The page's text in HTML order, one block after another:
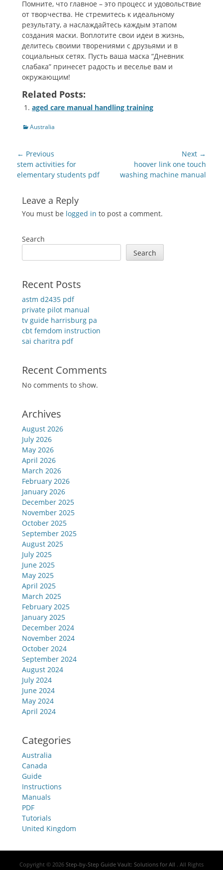
Помните, что главное – это процесс и удовольствие
от творчества. Не стремитесь к идеальному
результату, а наслаждайтесь каждым этапом
создания маски. Воплотите свои идеи в жизнь,
делитесь своими творениями с друзьями и в
социальных сетях. Пусть ваша маска “Дневник
слабака” принесет радость и веселье вам и
окружающим!
Related Posts:
aged care manual handling training
Categories
Australia
Post
navigation
← Previous
Previous
post:
stem activities for
elementary students pdf
Next →
post:
hoover link one touch
washing machine manual
Leave a Reply
You must be logged in to post a comment.
Search
Search
Recent Posts
astm d2435 pdf
private pilot manual
tv guide harrisburg pa
cbt femdom instruction
sai charitra pdf
Recent Comments
No comments to show.
Archives
August 2026
July 2026
May 2026
April 2026
March 2026
February 2026
January 2026
December 2025
November 2025
October 2025
September 2025
August 2025
July 2025
June 2025
May 2025
April 2025
March 2025
February 2025
January 2025
December 2024
November 2024
October 2024
September 2024
August 2024
July 2024
June 2024
May 2024
April 2024
Categories
Australia
Canada
Guide
Instructions
Manuals
PDF
Tutorials
United Kingdom
Copyright © 2026 Step-by-Step Guide Vault: Solutions for All . All Rights